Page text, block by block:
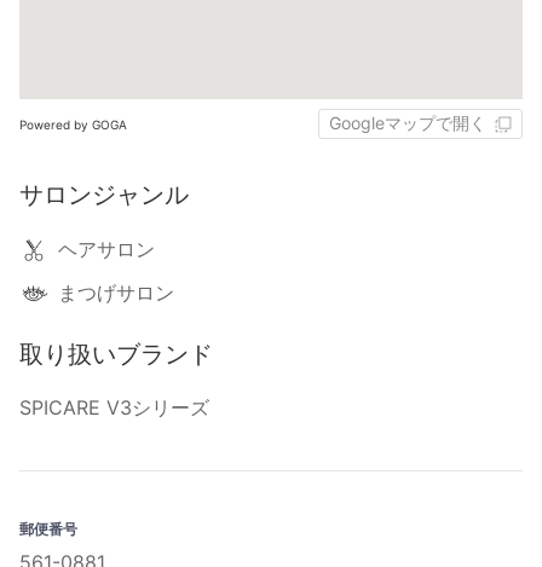
Powered by GOGA Googleマップで開く
サロンジャンル
ヘアサロン
まつげサロン
取り扱いブランド
SPICARE V3シリーズ
郵便番号